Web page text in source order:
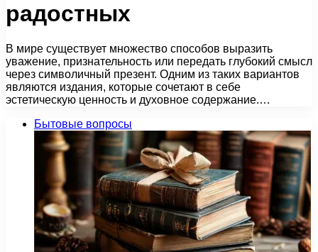
радостных
В мире существует множество способов выразить
уважение, признательность или передать глубокий смысл
через символичный презент. Одним из таких вариантов
являются издания, которые сочетают в себе
эстетическую ценность и духовное содержание.…
Бытовые вопросы